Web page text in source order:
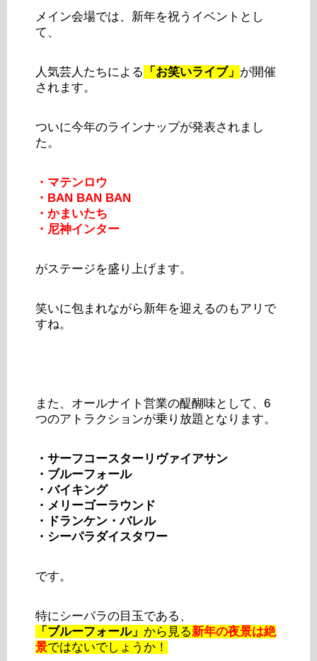
メイン会場では、新年を祝うイベントとし
て、
人気芸人たちによる 「お笑いライブ」 が開催
されます。
ついに今年のラインナップが発表されまし
た。
・マテンロウ
・BAN BAN BAN
・かまいたち
・尼神インター
がステージを盛り上げます。
笑いに包まれながら新年を迎えるのもアリで
すね。
また、オールナイト営業の醍醐味として、6
つのアトラクションが乗り放題となります。
・サーフコースターリヴァイアサン
・ブルーフォール
・バイキング
・メリーゴーラウンド
・ドランケン・バレル
・シーパラダイスタワー
です。
特にシーパラの目玉である、
「ブルーフォール」 から見る新年の夜景は絶
景ではないでしょうか！